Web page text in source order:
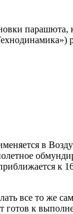
парашюта,
в
к
все то же
готов к